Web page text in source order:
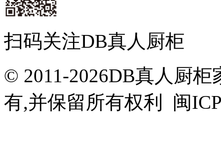
扫码关注DB真人厨柜
© 2011-2026DB真人厨
有,并保留所有权利 闽